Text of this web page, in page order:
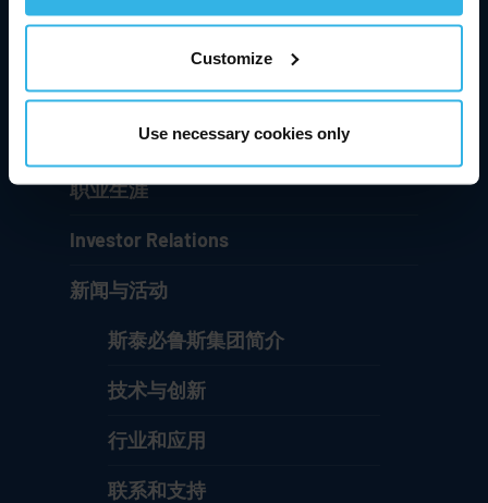
Customize
Use necessary cookies only
行业和应用
联系和支持
职业生涯
Investor Relations
新闻与活动
斯泰必鲁斯集团简介
技术与创新
行业和应用
联系和支持